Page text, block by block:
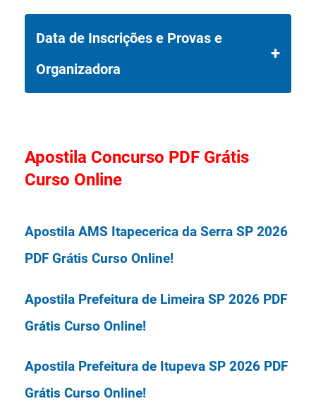
O Concurso UFMA 2026 da
Universidade Federal do Maranhão
disponibiliza 59 vagas diretas +
Tecnologia da Informação (8);
Biólogo (1); Enfermeiro (2); Engenheiro
Civil (1); Engenheiro Agrônomo (1);
Produtor Cultural (1); Médico - Área:
Psiquiatria (1); Tecnólogo - Formação/
Área: Químico (1); Psicólogo (2);
Técnico em Assuntos Educacionais
Data de Inscrições e Provas e
Organizadora
realizada em 26/04/2026.
Organizadora: Fundação Sousândrade.
Concurso UFMA 2026 da Universidade
Apostila Concurso PDF Grátis
Curso Online
Apostila AMS Itapecerica da Serra SP 2026
PDF Grátis Curso Online!
Apostila Prefeitura de Limeira SP 2026 PDF
Grátis Curso Online!
Apostila Prefeitura de Itupeva SP 2026 PDF
Grátis Curso Online!